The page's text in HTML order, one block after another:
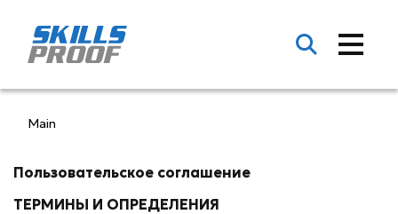
Main
Пользовательское соглашение
ТЕРМИНЫ И ОПРЕДЕЛЕНИЯ